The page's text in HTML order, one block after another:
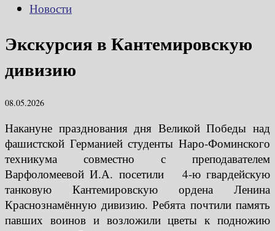
Новости
Экскурсия в Кантемировскую
дивизию
08.05.2026
Накануне празднования дня Великой Победы над
фашистской Германией студенты Наро-Фоминского
техникума совместно с преподавателем
Варфоломеевой И.А. посетили 4-ю гвардейскую
танковую Кантемировскую ордена Ленина
Краснознамённую дивизию. Ребята почтили память
павших воинов и возложили цветы к подножию